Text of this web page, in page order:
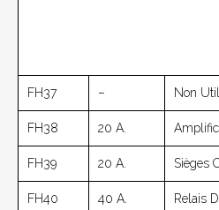
FH37 – Non
FH38 20 A.
FH39 20 A. Sièges
FH40 40 A. Relais